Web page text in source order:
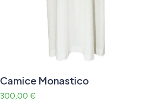
Camice Monastico
300,00 €